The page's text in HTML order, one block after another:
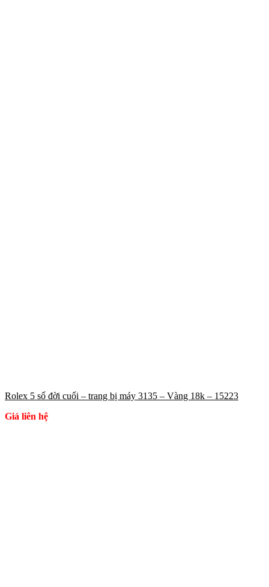
Rolex 5 số đời cuối – trang bị máy 3135 – Vàng 18k – 15223
Giá liên hệ